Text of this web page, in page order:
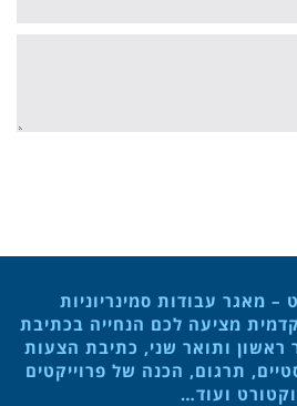
– מאגר עבודות סמינריוניות
מציעה לכם הנחייה בכתיבת
ראשון ותואר שני, כתיבת הצעות
תרגום, הכנה של פרוייקטים
ועוד…